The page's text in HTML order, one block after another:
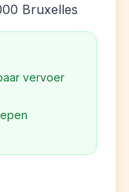
Bruxelles
vervoer